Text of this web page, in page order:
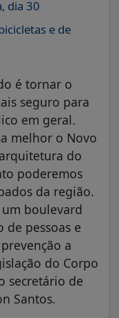
dia 30
e de
é tornar o
seguro para
em geral.
melhor o Novo
do
poderemos
da região.
boulevard
de pessoas e
a
do Corpo
secretário de
Santos.